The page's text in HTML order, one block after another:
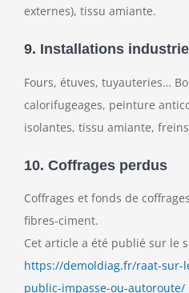
externes), tissu amiante.
9. Installations
Fours, étuves, tuyauteries…
calorifugeages, peinture
isolantes, tissu amiante,
10. Coffrages perdus
Coffrages et fonds de
fibres-ciment.
Cet article a été publié sur le
https://demoldiag.fr/raat-sur-
public-impasse-ou-autoroute/